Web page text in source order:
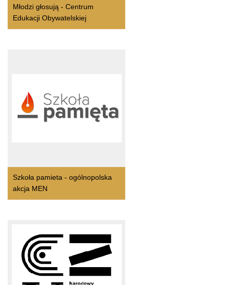
Młodzi głosują - Centrum
Edukacji Obywatelskiej
Szkoła pamieta - ogólnopolska
akcja MEN